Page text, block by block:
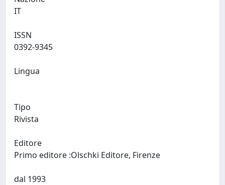
ISSN
Lingua
Tipo
Rivista
Editore
Primo editore :Olschki Editore, Firenze
dal 1993